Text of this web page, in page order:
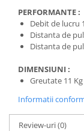
PERFORMANTE :
Debit de lucru
Distanta de
Distanta de
DIMENSIUNI :
Greutate 11 Kg
Informatii
Review-uri(0)